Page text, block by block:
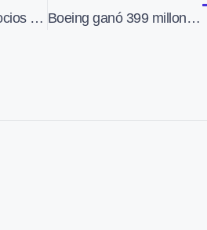
Cassidian y sus socios desarrollan un sistema para localizar personal de emergencias en interiores Boeing ganó 399 millones de euros el primer trimestre del año